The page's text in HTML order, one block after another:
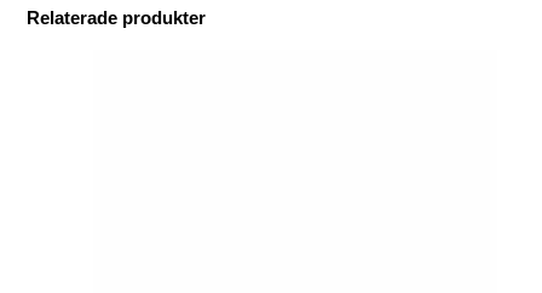
Relaterade produkter